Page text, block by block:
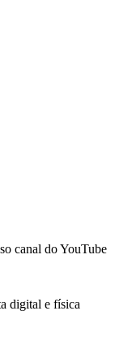
canal do YouTube
digital e física